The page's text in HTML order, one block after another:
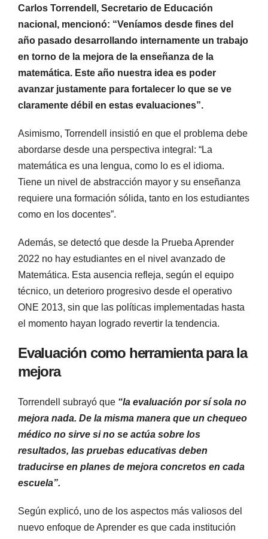
Carlos Torrendell, Secretario de Educación
nacional, mencionó: “Veníamos desde fines del
año pasado desarrollando internamente un trabajo
en torno de la mejora de la enseñanza de la
matemática. Este año nuestra idea es poder
avanzar justamente para fortalecer lo que se ve
claramente débil en estas evaluaciones”.
Asimismo, Torrendell insistió en que el problema debe
abordarse desde una perspectiva integral: “La
matemática es una lengua, como lo es el idioma.
Tiene un nivel de abstracción mayor y su enseñanza
requiere una formación sólida, tanto en los estudiantes
como en los docentes”.
Además, se detectó que desde la Prueba Aprender
2022 no hay estudiantes en el nivel avanzado de
Matemática. Esta ausencia refleja, según el equipo
técnico, un deterioro progresivo desde el operativo
ONE 2013, sin que las políticas implementadas hasta
el momento hayan logrado revertir la tendencia.
Evaluación como herramienta para la
mejora
Torrendell subrayó que “la evaluación por sí sola no
mejora nada. De la misma manera que un chequeo
médico no sirve si no se actúa sobre los
resultados, las pruebas educativas deben
traducirse en planes de mejora concretos en cada
escuela”.
Según explicó, uno de los aspectos más valiosos del
nuevo enfoque de Aprender es que cada institución